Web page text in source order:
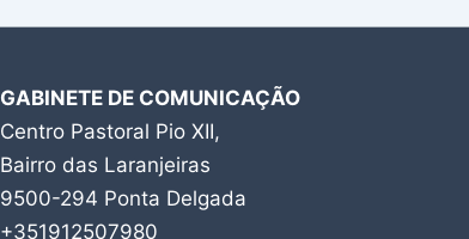
GABINETE DE COMUNICAÇÃO
Centro Pastoral Pio XII,
Bairro das Laranjeiras
9500-294 Ponta Delgada
+351912507980